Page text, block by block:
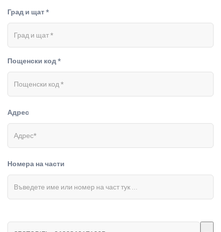
Град и щат *
Пощенски код *
Адрес
Номера на части